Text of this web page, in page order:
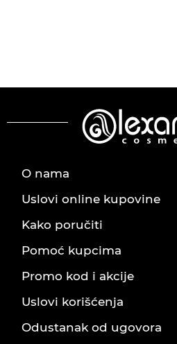
O nama
Uslovi online kupovine
Kako poručiti
Pomoć kupcima
Promo kod i akcije
Uslovi korišćenja
Odustanak od ugovora